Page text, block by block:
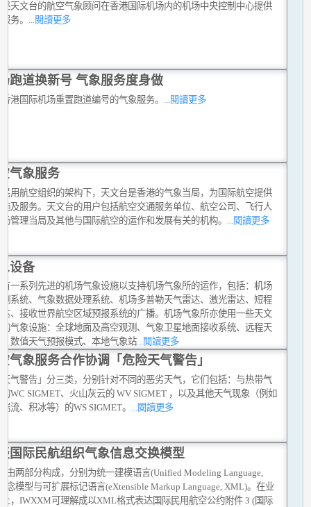
天文台的航空气象顾问在香港国际机场内的机场中央控制中心提供
务。 ...閱讀更多
跑道换新号 气象服务度身做
港国际机场重置跑道编号的气象服务。 ...閱讀更多
气象服务
用航空组织的架构下，天文台是香港的气象当局，为国际航空提供
及服务。天文台的用户包括航空交通服务单位、航空公司、飞行人
管理当局及其他与国际航空的运作和发展有关的机构。 ...閱讀更多
设备
一系列先进的机场气象设施以支持机场气象所的运作，包括：机场
系统、气象数据处理系统、机场多普勒天气雷达、激光雷达、短程
、接收世界航空区域预报系统的广播。机场气象所亦使用一些天文
气象设施：全球地面及高空观测、气象卫星地面接收系统、远程天
数值天气预报模式、本地气象站...閱讀更多
气象服务合作协调「危险天气警告」
气警告」分三类，分别针对不同的恶劣天气，它们包括：与热带气
WC SIGMET、火山灰云的 WV SIGMET ，以及其他天气现象（例如
流、积冰等）的WS SIGMET。
...閱讀更多
国际民航组织气象信息交换模型
由两部分构成，分别为统一建模语言(Unified Modeling Language,
念模型与可扩展标记语言(eXtensible Markup Language, XML)。在业
，IWXXM可理解成以XML格式表达国际民用航空公约附件 3 (国际